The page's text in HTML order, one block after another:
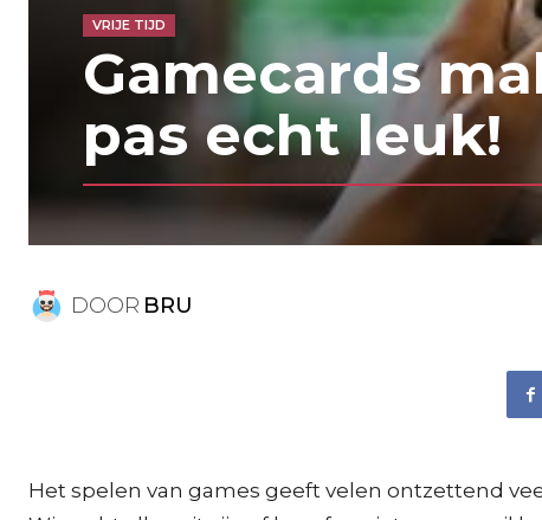
VRIJE TIJD
Gamecards
pas echt leuk!
DOOR BRU
Het spelen van games geeft velen ontzettend